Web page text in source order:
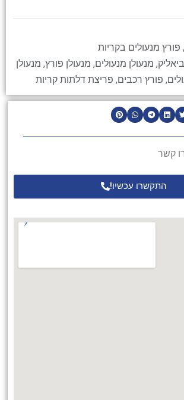
קשר
התקשרו עכשיו!
, פורץ מנעולים בקריות
, מנעולן מנעולים, מנעולן פורץ, מנעולן
, פורץ רכבים, פריצת דלתות קריות